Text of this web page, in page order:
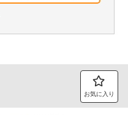
お気に入り